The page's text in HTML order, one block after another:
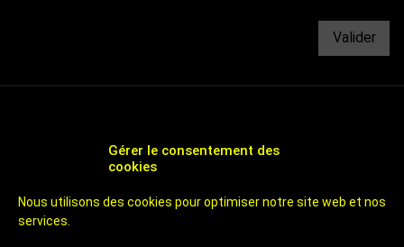
Gérer le consentement des
cookies
Nous utilisons des cookies pour optimiser notre site web et nos
services.
Valider
ÉCONOMIQUE ET D'ATTRACTIVITÉ DE ROUEN
UN TERRITOIRE DE 800 000 HABITANTS